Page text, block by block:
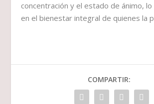
concentración y el estado de ánimo, lo
en el bienestar integral de quienes la
COMPARTIR: